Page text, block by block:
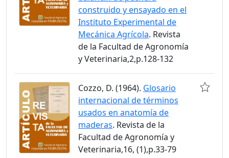
construido y ensayado en el
Instituto Experimental de
Mecánica Agrícola. Revista
de la Facultad de Agronomía
y Veterinaria,2,p.128-132
Cozzo, D. (1964). Glosario
internacional de términos
usados en anatomía de
maderas. Revista de la
Facultad de Agronomía y
Veterinaria,16, (1),p.33-79